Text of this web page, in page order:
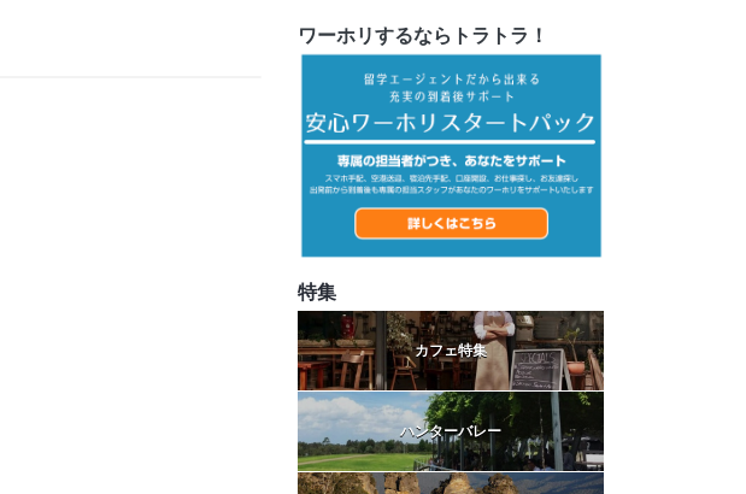
ワーホリするならトラトラ！
特集
カフェ特集
ハンターバレー